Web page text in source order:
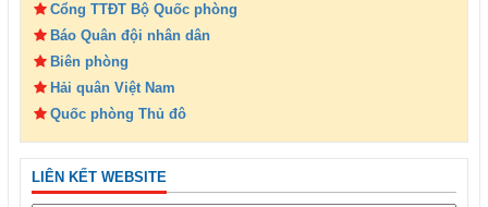
Cổng TTĐT Bộ Quốc phòng
Báo Quân đội nhân dân
Biên phòng
Hải quân Việt Nam
Quốc phòng Thủ đô
LIÊN KẾT WEBSITE